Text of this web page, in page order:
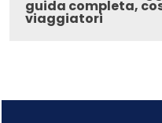
guida completa,
viaggiatori